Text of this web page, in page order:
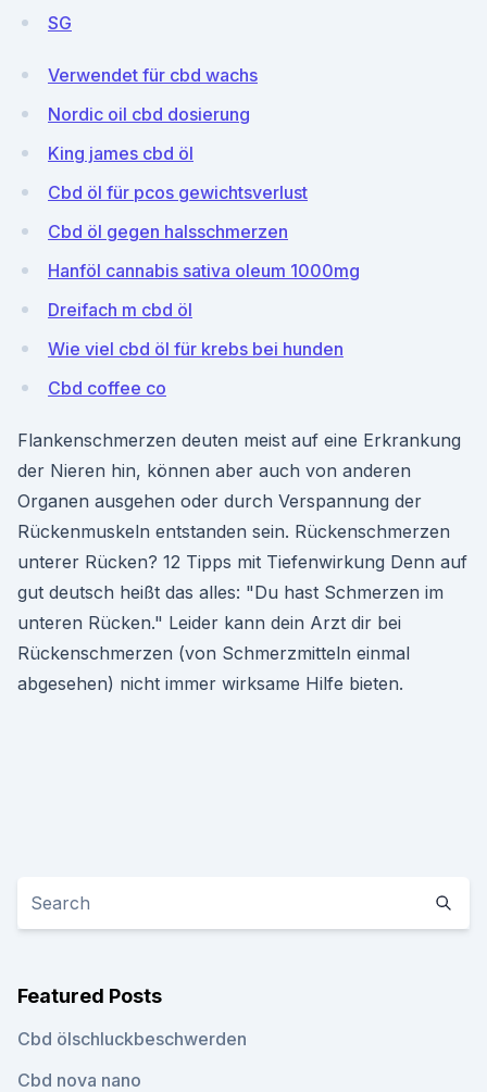
SG
Verwendet für cbd wachs
Nordic oil cbd dosierung
King james cbd öl
Cbd öl für pcos gewichtsverlust
Cbd öl gegen halsschmerzen
Hanföl cannabis sativa oleum 1000mg
Dreifach m cbd öl
Wie viel cbd öl für krebs bei hunden
Cbd coffee co
Flankenschmerzen deuten meist auf eine Erkrankung
der Nieren hin, können aber auch von anderen
Organen ausgehen oder durch Verspannung der
Rückenmuskeln entstanden sein. Rückenschmerzen
unterer Rücken? 12 Tipps mit Tiefenwirkung Denn auf
gut deutsch heißt das alles: "Du hast Schmerzen im
unteren Rücken." Leider kann dein Arzt dir bei
Rückenschmerzen (von Schmerzmitteln einmal
abgesehen) nicht immer wirksame Hilfe bieten.
Featured Posts
Cbd ölschluckbeschwerden
Cbd nova nano